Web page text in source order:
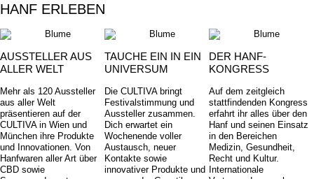
HANF ERLEBEN
AUSSTELLER AUS
ALLER WELT
Mehr als 120 Aussteller
aus aller Welt
präsentieren auf der
CULTIVA in Wien und
München ihre Produkte
und Innovationen. Von
Hanfwaren aller Art über
CBD sowie
TAUCHE EIN IN EIN
UNIVERSUM
Die CULTIVA bringt
Festivalstimmung und
Aussteller zusammen.
Dich erwartet ein
Wochenende voller
Austausch, neuer
Kontakte sowie
innovativer Produkte und
DER HANF-
KONGRESS
Auf dem zeitgleich
stattfindenden Kongress
erfahrt ihr alles über den
Hanf und seinen Einsatz
in den Bereichen
Medizin, Gesundheit,
Recht und Kultur.
Internationale